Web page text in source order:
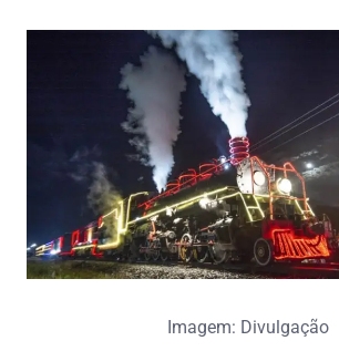
Imagem: Divulgação